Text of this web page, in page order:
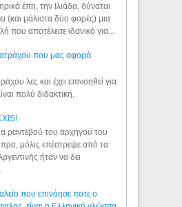
έπη, την Ιλιάδα, δύναται
(και μάλιστα δύο φορές) μια
που αποτέλεσε ιδανικό για...
που μας αφορά
λες και έχει επινοηθεί για
πολύ διδακτική.
ραντεβού του αρχηγού του
μόλις επέστρεψε από τα
ήταν να δει
που επινόησε ποτε ο